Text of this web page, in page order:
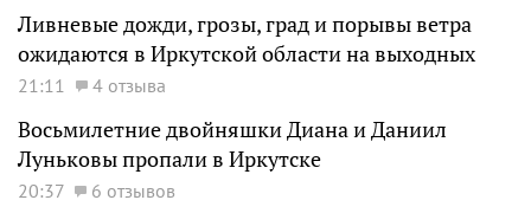
Ливневые дожди, грозы, град и порывы ветра
ожидаются в Иркутской области на выходных
21:11 4 отзыва
Восьмилетние двойняшки Диана и Даниил
Луньковы пропали в Иркутске
20:37 6 отзывов